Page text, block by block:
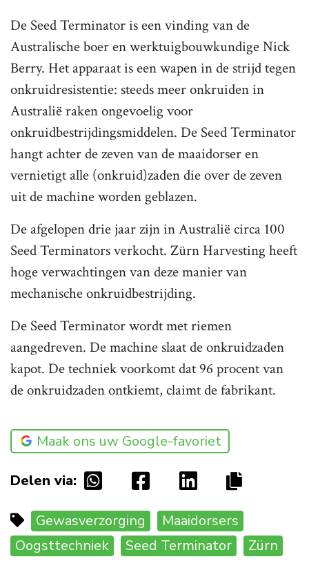
De Seed Terminator is een vinding van de
Australische boer en werktuigbouwkundige Nick
Berry. Het apparaat is een wapen in de strijd tegen
onkruidresistentie: steeds meer onkruiden in
Australië raken ongevoelig voor
onkruidbestrijdingsmiddelen. De Seed Terminator
hangt achter de zeven van de maaidorser en
vernietigt alle (onkruid)zaden die over de zeven
uit de machine worden geblazen.
De afgelopen drie jaar zijn in Australië circa 100
Seed Terminators verkocht. Zürn Harvesting heeft
hoge verwachtingen van deze manier van
mechanische onkruidbestrijding.
De Seed Terminator wordt met riemen
aangedreven. De machine slaat de onkruidzaden
kapot. De techniek voorkomt dat 96 procent van
de onkruidzaden ontkiemt, claimt de fabrikant.
Maak ons uw Google-favoriet
Delen via:
Gewasverzorging
Maaidorsers
Oogsttechniek
Seed Terminator Zürn